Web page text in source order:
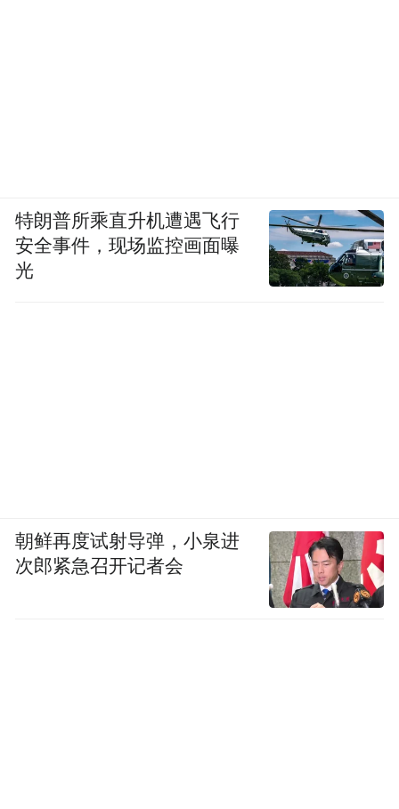
特朗普所乘直升机遭遇飞行
安全事件，现场监控画面曝
光
朝鲜再度试射导弹，小泉进
次郎紧急召开记者会